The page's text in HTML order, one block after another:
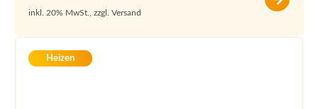
inkl. 20% MwSt., zzgl. Versand
Heizen